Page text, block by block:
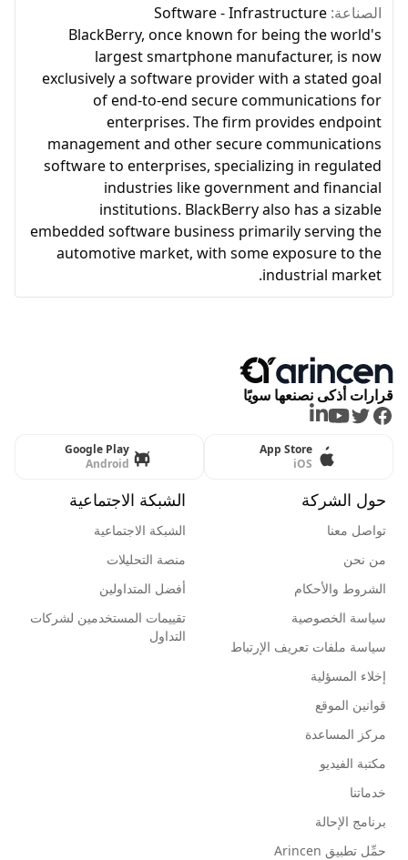
الصناعة: Software - Infrastructure
BlackBerry, once known for being the world's
largest smartphone manufacturer, is now
exclusively a software provider with a stated goal
of end-to-end secure communications for
enterprises. The firm provides endpoint
management and other secure communications
software to enterprises, specializing in regulated
industries like government and financial
institutions. BlackBerry also has a sizable
embedded software business primarily serving the
automotive market, with some exposure to the
industrial market.
قرارات أذكى نصنعها سويًا
Facebook
Twitter
Youtube
LinkedIn
App Store
iOS
Google Play
Android
حول الشركة
تواصل معنا
من نحن
الشروط والأحكام
سياسة الخصوصية
سياسة ملفات تعريف الإرتباط
إخلاء المسؤلية
قوانين الموقع
مركز المساعدة
مكتبة الفيديو
خدماتنا
برنامج الإحالة
حمِّل تطبيق Arincen
الشبكة الاجتماعية
الشبكة الاجتماعية
منصة التحليلات
أفضل المتداولين
تقييمات المستخدمين لشركات
التداول